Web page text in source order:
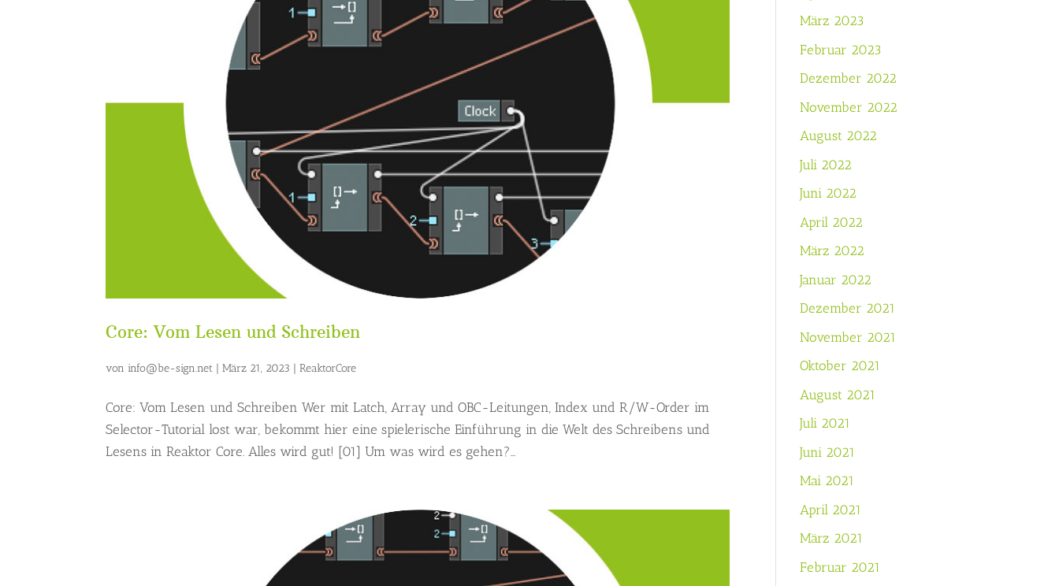
Core: Vom Lesen und Schreiben
von info@be-sign.net |März 21, 2023 |ReaktorCore
Core: Vom Lesen und Schreiben Wer mit Latch, Array und OBC-Leitungen, Index und R/W-Order im
Selector-Tutorial lost war, bekommt hier eine spielerische Einführung in die Welt des Schreibens und
Lesens in Reaktor Core. Alles wird gut! [01] Um was wird es gehen?...
März 2023
Februar 2023
Dezember 2022
November 2022
August 2022
Juli 2022
Juni 2022
April 2022
März 2022
Januar 2022
Dezember 2021
November 2021
Oktober 2021
August 2021
Juli 2021
Juni 2021
Mai 2021
April 2021
März 2021
Februar 2021